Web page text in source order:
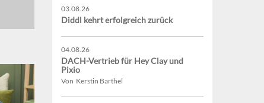
03.08.26
Diddl kehrt erfolgreich zurück
04.08.26
DACH-Vertrieb für Hey Clay und
Pixio
Von Kerstin Barthel